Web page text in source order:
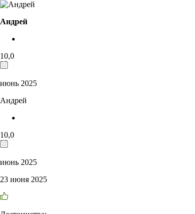
Андрей
10,0
июнь 2025
Андрей
10,0
июнь 2025
23 июня 2025